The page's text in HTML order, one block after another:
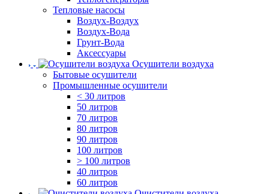
Тепловые насосы
Воздух-Воздух
Воздух-Вода
Грунт-Вода
Аксессуары
Осушители воздуха
Бытовые осушители
Промышленные осушители
< 30 литров
50 литров
70 литров
80 литров
90 литров
100 литров
> 100 литров
40 литров
60 литров